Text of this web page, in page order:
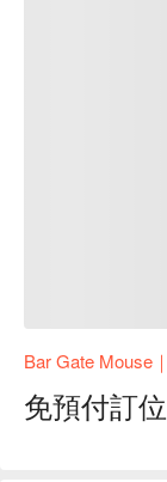
Bar Gate Mouse
免預付訂位